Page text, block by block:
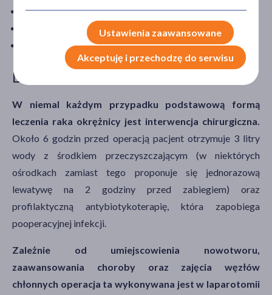
chłoniakiemlub rakowiakiem jelita grubego,
wrzodem samotnym odbytnicy,
guzkami krwawniczymi.
Leczenie raka okrężnicy
W niemal każdym przypadku podstawową formą
leczenia raka okrężnicy jest interwencja chirurgiczna.
Około 6 godzin przed operacją pacjent otrzymuje 3 litry
wody z środkiem przeczyszczającym (w niektórych
ośrodkach zamiast tego proponuje się jednorazową
lewatywę na 2 godziny przed zabiegiem) oraz
profilaktyczną antybiotykoterapię, która zapobiega
pooperacyjnej infekcji.
Zależnie od umiejscowienia nowotworu,
zaawansowania choroby oraz zajęcia węzłów
chłonnych operacja ta wykonywana jest w laparotomii
Ustawienia zaawansowane
Akceptuję i przechodzę do serwisu